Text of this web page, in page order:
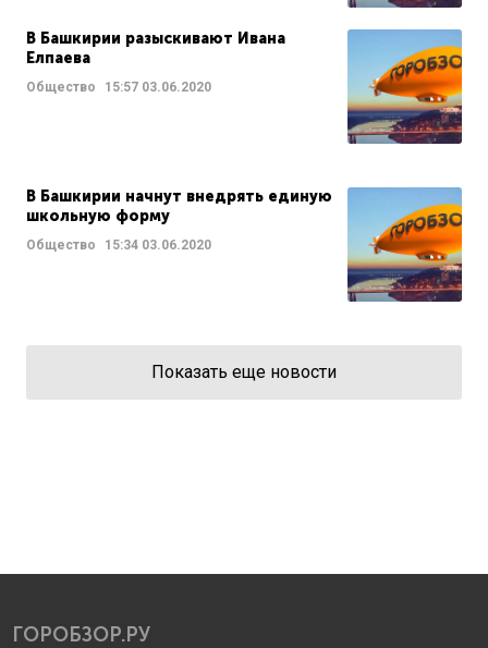
В Башкирии разыскивают Ивана
Елпаева
Общество 15:57 03.06.2020
В Башкирии начнут внедрять единую
школьную форму
Общество 15:34 03.06.2020
Показать еще новости
ГОРОБЗОР.РУ